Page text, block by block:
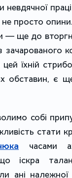
невдячної
просто
— ще до
зачарованого
цей їхній
обставин, є
собі
стати
часами
іскра
ані належної